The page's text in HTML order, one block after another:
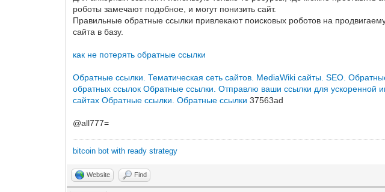
роботы замечают подобное, и могут понизить сайт.
Правильные обратные ссылки привлекают поисковых роботов на
сайта в базу.
как не потерять обратные ссылки
Обратные ссылки. Тематическая сеть сайтов. MediaWiki сайты. SEO.
обратных ссылок Обратные ссылки. Отправлю ваши ссылки для ускоренной
сайтах Обратные ссылки. Обратные ссылки 37563ad
@all777=
bitcoin bot with ready strategy
Website Find